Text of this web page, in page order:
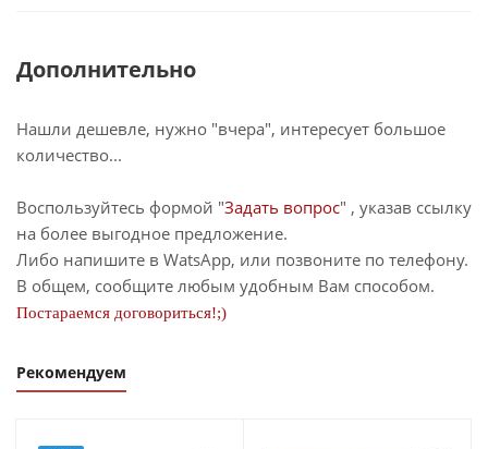
Дополнительно
Нашли дешевле, нужно "вчера", интересует большое
количество...
Воспользуйтесь формой "Задать вопрос" , указав ссылку
на более выгодное предложение.
Либо напишите в WatsApp, или позвоните по телефону.
В общем, сообщите любым удобным Вам способом.
Постараемся договориться!;)
Рекомендуем